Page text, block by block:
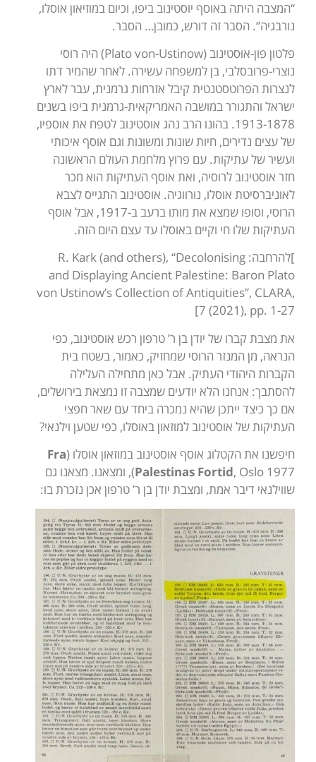
“המצבה היתה באוסף יוסטינוב ביפו, וכיום במוזיאון אוסלו,
נורבגיה”. הסבר זה דורש, כמובן… הסבר.
פלטון פון-אוּסטינוב (Plato von-Ustinow) היה רוסי
נוצרי-פרובסלבי, בן למשפחה עשירה. לאחר שהמיר דתו
לנצרות הפרוטסטנטית קיבל אזרחות גרמנית, עבר לארץ
ישראל והתגורר במושבה האמריקאית-גרמנית ביפו בשנים
1913-1878. בהונו הרב נהג אוסטינוב לטפח את אוספיו,
של עצים נדירים, חיות שונות ומשונות וגם אוסף איכותי
ועשיר של עתיקות. עם פרוץ מלחמת העולם הראשונה
חזר אוסטינוב לרוסיה, ואת אוסף העתיקות הוא מכר
לאוניברסיטת אוסלו, נורווגיה. אוסטינוב התגייס לצבא
הרוסי, וסופו שמצא את מותו ברעב ב-1917, אבל אוסף
העתיקות שלו חי וקיים באוסלו עד עצם היום הזה.
]להרחבה: R. Kark (and others), “Decolonising
and Displaying Ancient Palestine: Baron Plato
von Ustinow’s Collection of Antiquities”, CLARA,
7 (2021), pp. 1-27]
את מצבת קברו של יודן בן ר’ טרפון רכש אוסטינוב, כפי
הנראה, מן המנזר הרוסי שמחזיק, כאמור, בשטח בית
הקברות היהודי העתיק. אבל כאן מתחילה העלילה
להסתבך: אנחנו הלא יודעים שמצבה זו נמצאת בירושלים,
אם כך כיצד ייתכן שהיא נמכרה ביחד עם שאר חפצי
העתיקות של אוסטינוב למוזאון באוסלו, כפי שטען וילנאי?
חיפשנו את הקטלוג אוסף אוסטינוב במוזאון אוסלו (Fra
Palestinas Fortid, Oslo 1977), ומצאנו. מצאנו גם
שווילנאי דיבר אמת, ומצבת יודן בן ר’ טרפון אכן נזכרת בו: